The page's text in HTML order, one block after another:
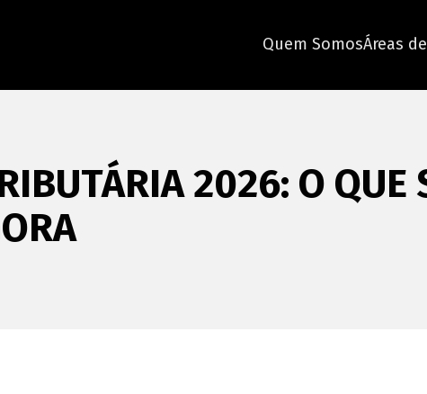
Quem SomosÁreas
2026: O QUE